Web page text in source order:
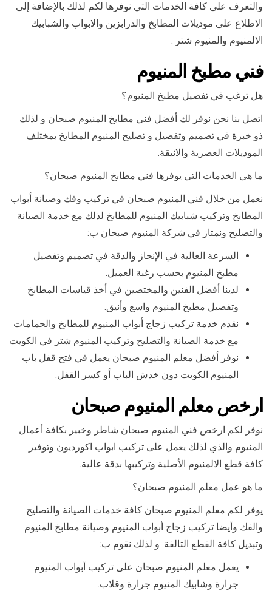
والتعرف على كافة الخدمات التي نوفرها لكم لذلك بالإضافة إلى
الاطلاع على موديلات المطابخ والدرابزين والابواب والشبابيك
الالمنيوم والمنيوم شتر .
فني مطبخ المنيوم
هل ترغب في تفصيل مطبخ المنيوم؟
اتصل بنا نحن نوفر لك أفضل فني مطابخ المنيوم صبحان و لذلك
ذو خبرة في تصميم وتفصيل و تصليح المنيوم المطابخ بمختلف
الموديلات العصرية والانيقة.
ما هي الخدمات التي يوفرها فني مطابخ المنيوم صبحان؟
نعمل من خلال فني المنيوم صبحان في تركيب وفك وصيانة أبواب
المطابخ وتركيب شبابيك المنيوم للمطابخ لذلك مع خدمة الصيانة
والتصليح ونمتاز في شركة المنيوم صبحان ب:
السرعة العالية في الإنجاز والدقة في تصميم وتفصيل
مطبخ المنيوم بحسب رغبة العميل.
لدينا أفضل الفنين والمختصين في أخذ قياسات المطابخ
وتفصيل مطبخ المنيوم واسع وأنيق.
نقدم خدمة تركيب زجاج أبواب المنيوم للمطابخ والحمامات
مع خدمة الصيانة والتصليح وتركيب المنيوم شتر في الكويت
نوفر أفضل معلم المنيوم صبحان يعمل في فتح قفل باب
المنيوم الكويت دون خدش الباب أو كسر القفل.
ارخص معلم المنيوم صبحان
نوفر لكم ارخص فني المنيوم صبحان شاطر وخبير بكافة أعمال
المنيوم والذي لذلك يعمل على تركيب ابواب اكورديون وتوفير
كافة قطع الالمنيوم الأصلية وتركيبها بدقة عالية.
ما هو عمل معلم المنيوم صبحان؟
يوفر لكم معلم المنيوم صبحان كافة خدمات الصيانة والتصليح
والفك وأيضا تركيب زجاج أبواب المنيوم وصيانة مطابخ المنيوم
وتبديل كافة القطع التالفة. و لذلك نقوم ب:
يعمل معلم المنيوم صبحان على تركيب أبواب المنيوم
جرارة وشابيك المنيوم جرارة وقلاب.